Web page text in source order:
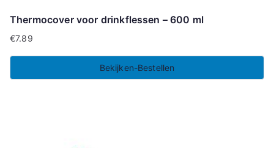
Thermocover voor drinkflessen – 600 ml
€7.89
Bekijken-Bestellen